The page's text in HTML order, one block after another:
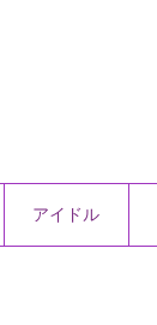
アイドル